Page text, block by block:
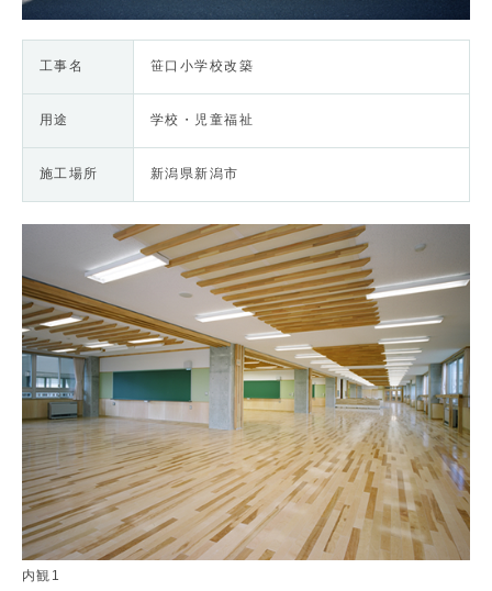
工事名 笹口小学校改築
用途 学校・児童福祉
施工場所 新潟県新潟市
内観1